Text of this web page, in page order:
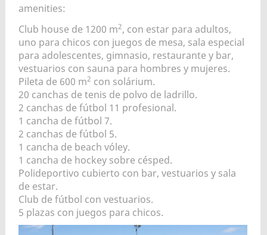
amenities:
Club house de 1200 m2, con estar para adultos,
uno para chicos con juegos de mesa, sala especial
para adolescentes, gimnasio, restaurante y bar,
vestuarios con sauna para hombres y mujeres.
Pileta de 600 m2 con solárium.
20 canchas de tenis de polvo de ladrillo.
2 canchas de fútbol 11 profesional.
1 cancha de fútbol 7.
2 canchas de fútbol 5.
1 cancha de beach vóley.
1 cancha de hockey sobre césped.
Polideportivo cubierto con bar, vestuarios y sala
de estar.
Club de fútbol con vestuarios.
5 plazas con juegos para chicos.